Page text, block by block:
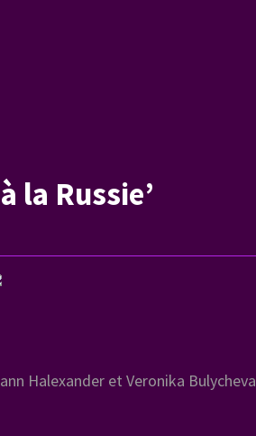
la Russie’
Halexander et Veronika Bulycheva